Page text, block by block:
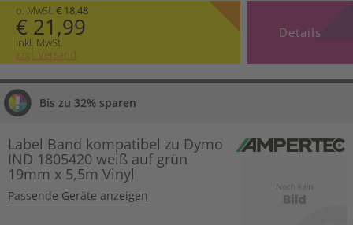
o. MwSt. € 18,48
€ 21,99
inkl. MwSt.
zzgl. Versand
Details
Bis zu 32% sparen
Label Band kompatibel zu Dymo
IND 1805420 weiß auf grün
19mm x 5,5m Vinyl
Passende Geräte anzeigen